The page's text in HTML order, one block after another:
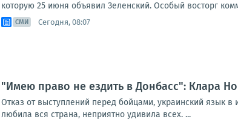
которую 25 июня объявил Зеленский. Особый восторг
СМИ Сегодня, 08:07
"Имею право не ездить в Донбасс": Клара
Отказ от выступлений перед бойцами, украинский язык
любила вся страна, неприятно удивила всех. ...